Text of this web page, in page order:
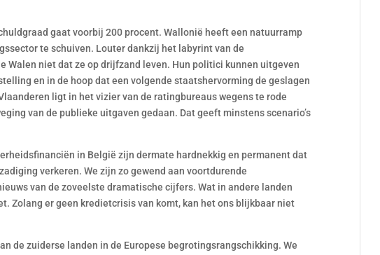
gaat voorbij 200 procent. Wallonië heeft een natuurramp
te schuiven. Louter dankzij het labyrint van de
Walen niet dat ze op drijfzand leven. Hun politici kunnen uitgeven
en in de hoop dat een volgende staatshervorming de geslagen
ligt in het vizier van de ratingbureaus wegens te rode
van de publieke uitgaven gedaan. Dat geeft minstens scenario’s
in België zijn dermate hardnekkig en permanent dat
verkeren. We zijn zo gewend aan voortdurende
van de zoveelste dramatische cijfers. Wat in andere landen
Zolang er geen kredietcrisis van komt, kan het ons blijkbaar niet
de zuiderse landen in de Europese begrotingsrangschikking. We